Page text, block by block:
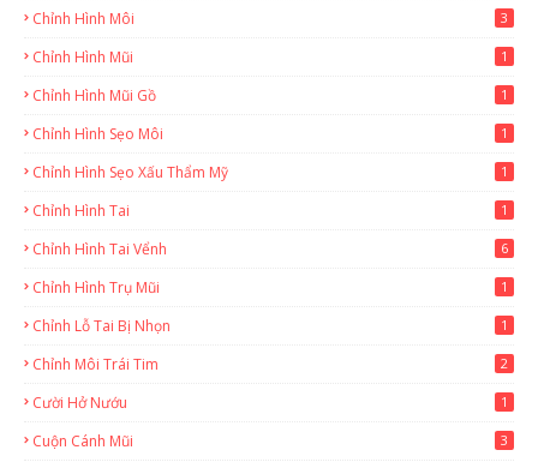
Chỉnh Hình Môi 3
Chỉnh Hình Mũi 1
Chỉnh Hình Mũi Gồ 1
Chỉnh Hình Sẹo Môi 1
Chỉnh Hình Sẹo Xấu Thẩm Mỹ 1
Chỉnh Hình Tai 1
Chỉnh Hình Tai Vểnh 6
Chỉnh Hình Trụ Mũi 1
Chỉnh Lỗ Tai Bị Nhọn 1
Chỉnh Môi Trái Tim 2
Cười Hở Nướu 1
Cuộn Cánh Mũi 3